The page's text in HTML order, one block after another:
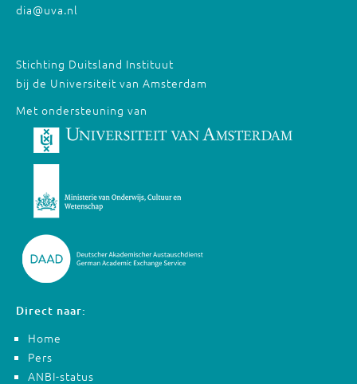
dia@uva.nl
Stichting Duitsland Instituut
bij de Universiteit van Amsterdam
Met ondersteuning van
Direct naar:
Home
Pers
ANBI-status